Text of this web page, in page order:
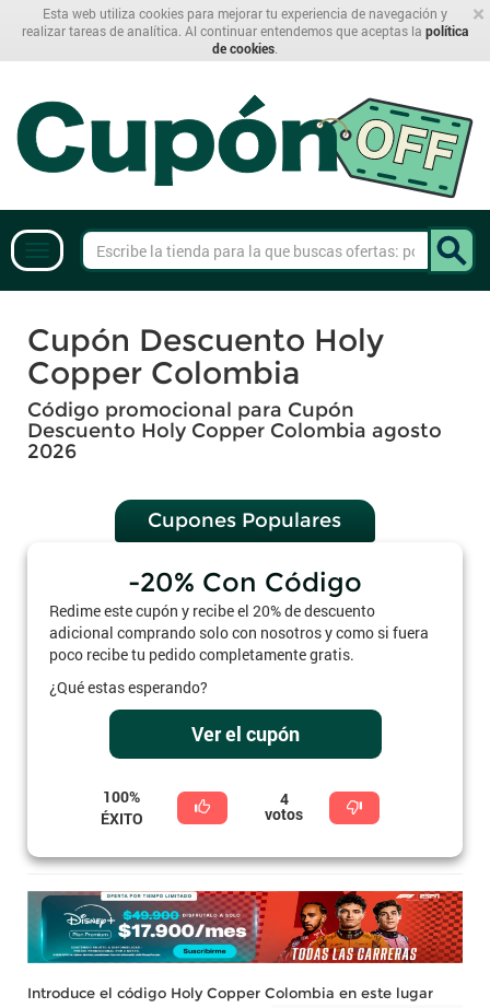
×
Esta web utiliza cookies para mejorar tu experiencia de navegación y
realizar tareas de analítica. Al continuar entendemos que aceptas la política
de cookies
Cupón Descuento Holy
Copper Colombia
Código promocional para Cupón
Descuento Holy Copper Colombia agosto
2026
Cupones Populares
-20% Con Código
Redime este cupón y recibe el 20% de descuento
adicional comprando solo con nosotros y como si fuera
poco recibe tu pedido completamente gratis.
¿Qué estas esperando?
Ver el cupón
100%
ÉXITO
4
votos
Introduce el código Holy Copper Colombia en este lugar